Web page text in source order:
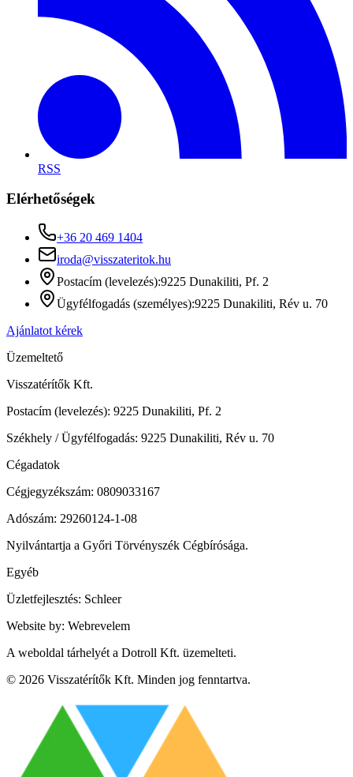
RSS
Elérhetőségek
+36 20 469 1404
iroda@visszateritok.hu
Postacím (levelezés):9225 Dunakiliti, Pf. 2
Ügyfélfogadás (személyes):9225 Dunakiliti, Rév u. 70
Ajánlatot kérek
Üzemeltető
Visszatérítők Kft.
Postacím (levelezés): 9225 Dunakiliti, Pf. 2
Székhely / Ügyfélfogadás: 9225 Dunakiliti, Rév u. 70
Cégadatok
Cégjegyzékszám: 0809033167
Adószám: 29260124-1-08
Nyilvántartja a Győri Törvényszék Cégbírósága.
Egyéb
Üzletfejlesztés: Schleer
Website by: Webrevelem
A weboldal tárhelyét a Dotroll Kft. üzemelteti.
© 2026 Visszatérítők Kft. Minden jog fenntartva.